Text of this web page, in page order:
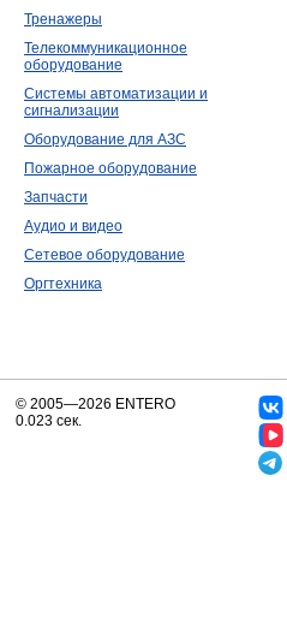
Тренажеры
Телекоммуникационное
оборудование
Системы автоматизации и
сигнализации
Оборудование для АЗС
Пожарное оборудование
Запчасти
Аудио и видео
Сетевое оборудование
Оргтехника
© 2005—2026 ENTERO
0.023 сек.